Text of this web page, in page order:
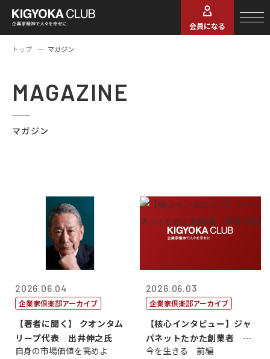
会員になる
トップ マガジン
MAGAZINE
マガジン
2026.06.04
企業家倶楽部アーカイブ
【著者に聞く】 クオンタム
リープ代表 出井伸之氏
自身の市場価値を高めよ
2026.06.03
企業家倶楽部アーカイブ
【核心インタビュー】ジャ
パネットたかた創業者 髙
田 明氏
今を生きる 前編